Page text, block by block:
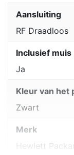
Aansluiting
RF Draadloos
Inclusief muis
Ja
Kleur van het
Zwart
Merk
Hewlett